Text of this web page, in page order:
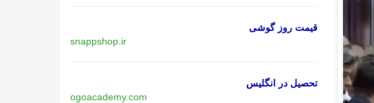
قیمت روز گوشی
snappshop.ir
تحصیل در انگلیس
ogoacademy.com